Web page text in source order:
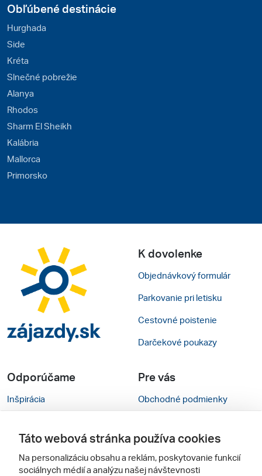
Obľúbené destinácie
Hurghada
Side
Kréta
Slnečné pobrežie
Alanya
Rhodos
Sharm El Sheikh
Kalábria
Mallorca
Primorsko
K dovolenke
Objednávkový formulár
Parkovanie pri letisku
Cestovné poistenie
Darčekové poukazy
Odporúčame
Inšpirácia
Cestovné kancelárie
Zájezdy.cz
Pre vás
Obchodné podmienky
Nastavenie cookies
Verzia webu pre PC
Táto webová stránka používa cookies
Na personalizáciu obsahu a reklám, poskytovanie funkcií
sociálnych médií a analýzu našej návštevnosti